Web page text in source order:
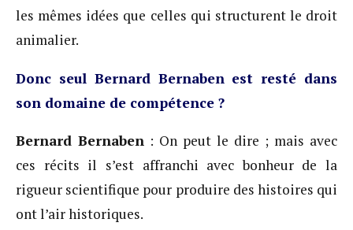
les mêmes idées que celles qui structurent le droit
animalier.
Donc seul Bernard Bernaben est resté dans
son domaine de compétence ?
Bernard Bernaben : On peut le dire ; mais avec
ces récits il s’est affranchi avec bonheur de la
rigueur scientifique pour produire des histoires qui
ont l’air historiques.